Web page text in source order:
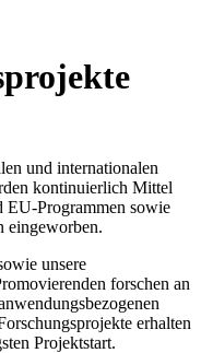
und internationalen
kontinuierlich Mittel
EU-Programmen sowie
eingeworben.
unsere
forschen an
erhalten
Projektstart.